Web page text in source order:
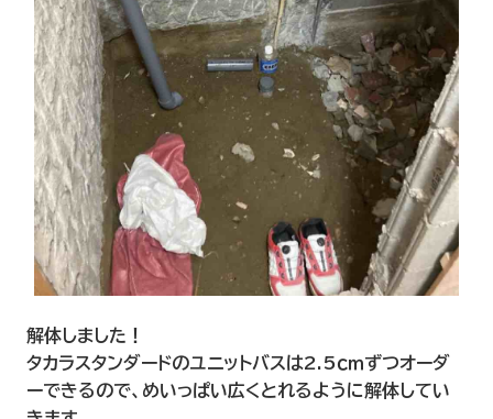
解体しました！
タカラスタンダードのユニットバスは2.5ｃｍずつオーダ
ーできるので、めいっぱい広くとれるように解体してい